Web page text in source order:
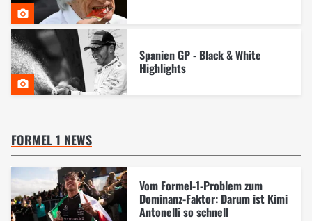
Spanien GP - Black & White
Highlights
FORMEL 1 NEWS
Vom Formel-1-Problem zum
Dominanz-Faktor: Darum ist Kimi
Antonelli so schnell